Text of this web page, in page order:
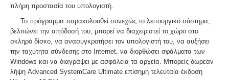
πλήρη προστασία του υπολογιστή.
Το πρόγραμμα παρακολουθεί συνεχώς το λειτουργικό σύστημα,
βελτιώνει την απόδοσή του, μπορεί να διαχειριστεί το χώρο στο
σκληρό δίσκο, να ανασυγκροτήσει τον υπολογιστή του, να αυξήσει
την ταχύτητα σύνδεσης στο Internet, να διορθώσει σφάλματα των
Windows και να διαγράψει με ασφάλεια τα αρχεία. Μπορείς δωρεάν
λήψη Advanced SystemCare Ultimate επίσημη τελευταία έκδοση